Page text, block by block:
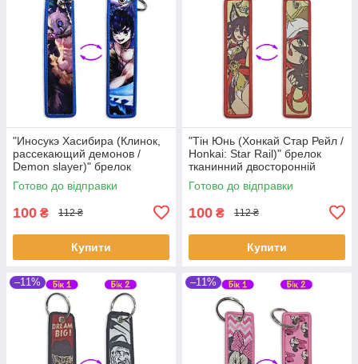
"Иносукэ Хасибира (Клинок,
рассекающий демонов /
Demon slayer)" брелок
тканинний двосторонній
Готово до відправки
100 ₴ 112 ₴
Купити
"Тін Юнь (Хонкай Стар Рейл /
Honkai: Star Rail)" брелок
тканинний двосторонній
Готово до відправки
100 ₴ 112 ₴
Купити
–11% –11%